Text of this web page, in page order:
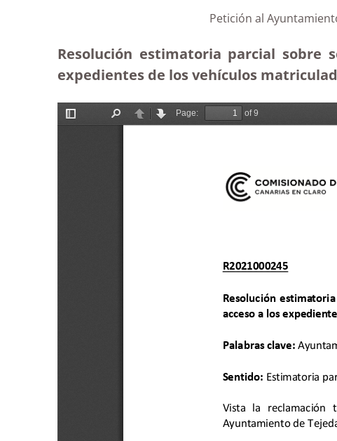
Petición al
Resolución estimatoria parcial
expedientes de los vehículos